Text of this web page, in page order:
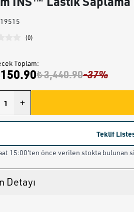
(0)
Toplam:
₺ 3,440.90-37%
Teklif
15:00'ten önce verilen stokta bulunan
Detayı